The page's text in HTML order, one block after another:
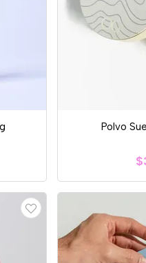
Polvo